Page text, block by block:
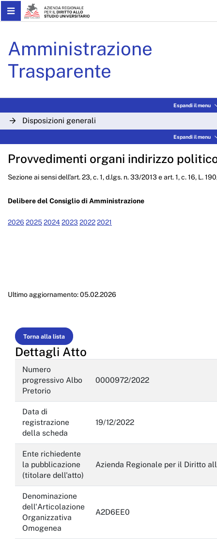
Skip to Main Content
Amministrazione
Trasparente
Espandi il menu
Disposizioni generali
Consulenti e collaboratori
Personale
Bandi di concorso
Performance
Provvedimenti organi indirizzo politico
Controlli sulle imprese
Bandi di gara e contratti
Sovvenzioni, contributi, sussidi, vantaggi economici
Bilanci
Beni immobili e gestione patrimonio
Controlli e rilievi sull'amministrazione
Servizi erogati
Pagamenti dell'amministrazione
Opere pubbliche
Pianificazione e governo del territorio
Informazioni ambientali
Espandi il menu
Provvedimenti organi indirizzo
Sezione ai sensi dell’art. 23, c. 1, d.lgs. n. 33/2013 e art. 1, c. 16, L.
Delibere del Consiglio di Amministrazione
2026 202520242023 20222021
Ultimo aggiornamento: 05.02.2026
Torna alla lista
Dettagli Atto
Numero
progressivo Albo
Pretorio
0000972/2022
Data di
registrazione
della scheda
19/12/2022
Ente richiedente
la pubblicazione
(titolare dell'atto)
Azienda Regionale per il Diritto
Denominazione
dell'Articolazione
Organizzativa
Omogenea
A2D6EE0